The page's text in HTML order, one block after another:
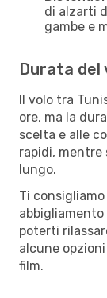
di alzarti
gambe e
Durata del
Il volo tra
ore, ma la
scelta e alle
rapidi, mentre
lungo.
Ti
poterti
alcune
film.